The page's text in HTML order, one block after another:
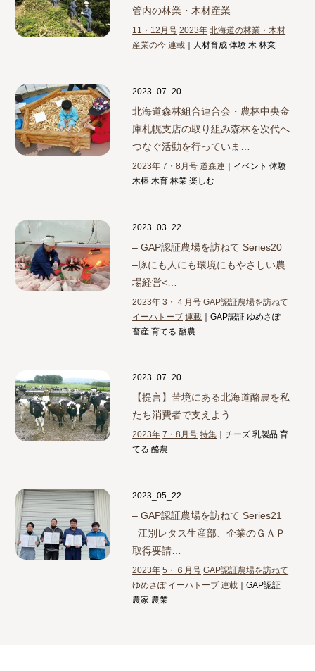
管内の林業・木材産業
11・12月号 2023年 北海道の林業・木材
産業の今 連載 ｜人材育成 体験 木 林業
2023_07_20
北海道森林組合連合会・農林中央金
庫札幌支店の取り組み森林を次代へ
つなぐ活動を行っていま…
2023年 7・8月号 道森連 ｜イベント 体験
木棒 木育 林業 楽しむ
2023_03_22
– GAP認証農場を訪ねて Series20
–豚にも人にも環境にもやさしい農
場経営<…
2023年 3・４月号 GAP認証農場を訪ねて
イーハトーブ 連載 ｜GAP認証 ゆめさぽ
畜産 育てる 酪農
2023_07_20
【提言】苦境にある北海道酪農を私
たち消費者で支えよう
2023年 7・8月号 特集 ｜チーズ 乳製品 育
てる 酪農
2023_05_22
– GAP認証農場を訪ねて Series21
–江別レタス生産部、企業のＧＡＰ
取得要請…
2023年 5・６月号 GAP認証農場を訪ねて
ゆめさぽ イーハトーブ 連載 ｜GAP認証
農家 農業